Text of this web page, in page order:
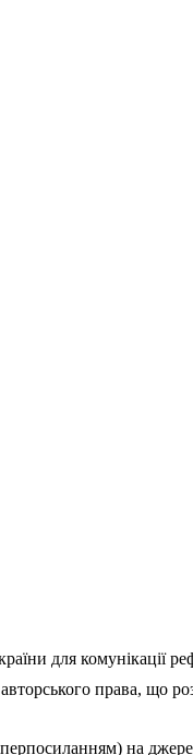
для
права, що
на